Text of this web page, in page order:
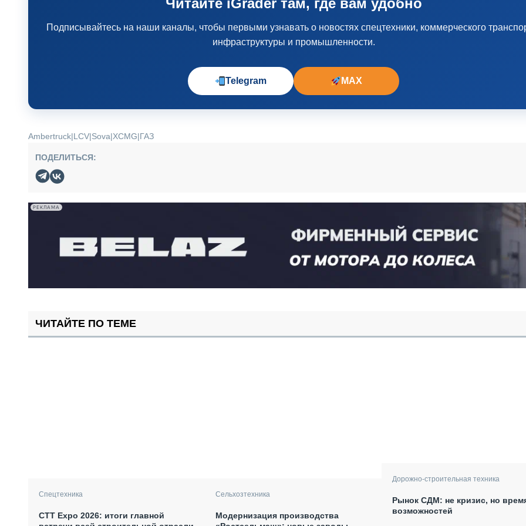
Читайте iGrader там, где вам удобно
Подписывайтесь на наши каналы, чтобы первыми узнавать о новостях спецтехники, коммерческого
инфраструктуры и промышленности.
Telegram MAX
Ambertruck|LCV|Sova|XCMG|ГАЗ
ПОДЕЛИТЬСЯ:
РЕКЛАМА
ЧИТАЙТЕ ПО ТЕМЕ
Спецтехника
СТТ Expo 2026: итоги главной
Сельхозтехника
Модернизация производства
Дорожно-строительная техника
Рынок СДМ: не кризис, но
возможностей